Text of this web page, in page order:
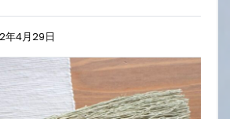
年4月29日
4
日